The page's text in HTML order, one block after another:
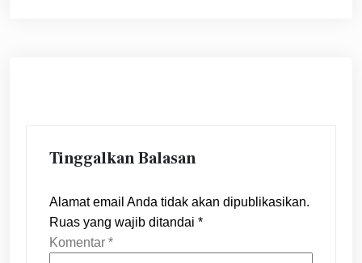
Tinggalkan Balasan
Alamat email Anda tidak akan dipublikasikan.
Ruas yang wajib ditandai *
Komentar *